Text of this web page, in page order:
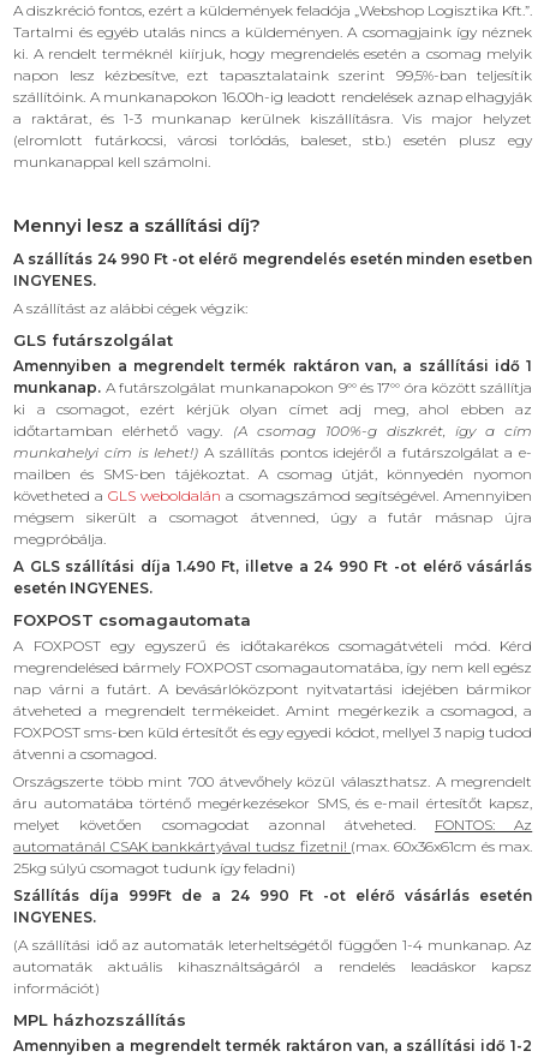
A diszkréció fontos, ezért a küldemények feladója „Webshop Logisztika Kft.”.
Tartalmi és egyéb utalás nincs a küldeményen. A csomagjaink így néznek
ki. A rendelt terméknél kiírjuk, hogy megrendelés esetén a csomag melyik
napon lesz kézbesítve, ezt tapasztalataink szerint 99,5%-ban teljesítik
szállítóink. A munkanapokon 16.00h-ig leadott rendelések aznap elhagyják
a raktárat, és 1-3 munkanap kerülnek kiszállításra. Vis major helyzet
(elromlott futárkocsi, városi torlódás, baleset, stb.) esetén plusz egy
munkanappal kell számolni.
Mennyi lesz a szállítási díj?
A szállítás 24 990 Ft -ot elérő megrendelés esetén minden esetben
INGYENES.
A szállítást az alábbi cégek végzik:
GLS futárszolgálat
Amennyiben a megrendelt termék raktáron van, a szállítási idő 1
munkanap. A futárszolgálat munkanapokon 9°° és 17°° óra között szállítja
ki a csomagot, ezért kérjük olyan címet adj meg, ahol ebben az
időtartamban elérhető vagy. (A csomag 100%-g diszkrét, így a cím
munkahelyi cím is lehet!) A szállítás pontos idejéről a futárszolgálat a e-
mailben és SMS-ben tájékoztat. A csomag útját, könnyedén nyomon
követheted aGLS weboldalán a csomagszámod segítségével. Amennyiben
mégsem sikerült a csomagot átvenned, úgy a futár másnap újra
megpróbálja.
A GLS szállítási díja 1.490 Ft, illetve a 24 990 Ft -ot elérő vásárlás
esetén INGYENES.
FOXPOST csomagautomata
A FOXPOST egy egyszerű és időtakarékos csomagátvételi mód. Kérd
megrendelésed bármely FOXPOST csomagautomatába, így nem kell egész
nap várni a futárt. A bevásárlóközpont nyitvatartási idejében bármikor
átveheted a megrendelt termékeidet. Amint megérkezik a csomagod, a
FOXPOST sms-ben küld értesítőt és egy egyedi kódot, mellyel 3 napig tudod
átvenni a csomagod.
Országszerte több mint 700 átvevőhely közül választhatsz. A megrendelt
áru automatába történő megérkezésekor SMS, és e-mail értesítőt kapsz,
melyet követően csomagodat azonnal átveheted. FONTOS: Az
automatánál CSAK bankkártyával tudsz fizetni! (max. 60x36x61cm és max.
25kg súlyú csomagot tudunk így feladni)
Szállítás díja 999Ft de a 24 990 Ft -ot elérő vásárlás esetén
INGYENES.
(A szállítási idő az automaták leterheltségétől függően 1-4 munkanap. Az
automaták aktuális kihasználtságáról a rendelés leadáskor kapsz
információt)
MPL házhozszállítás
Amennyiben a megrendelt termék raktáron van, a szállítási idő 1-2